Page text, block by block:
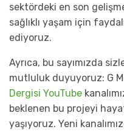
sektördeki en son
sağlıklı yaşam için
ediyoruz.
Ayrıca, bu sayımızda
mutluluk duyuyoruz: G
Dergisi YouTube
beklenen bu projeyi
yaşıyoruz. Yeni